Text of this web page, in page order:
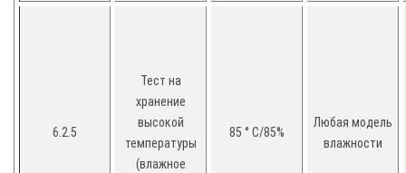
6.2.5
Тест на
хранение
высокой
температуры
(влажное
85 ° C/85%
Любая модель
влажности